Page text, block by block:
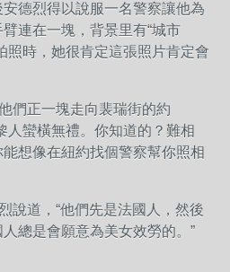
德烈得以說服一名警察讓他為
連在一塊，背景里有“城市
照時，她很肯定這張照片肯定會
們正一塊走向裴瑞街的約
人蠻橫無禮。你知道的？難相
想像在紐約找個警察幫你照相
說道，“他們先是法國人，然後
總是會願意為美女效勞的。”